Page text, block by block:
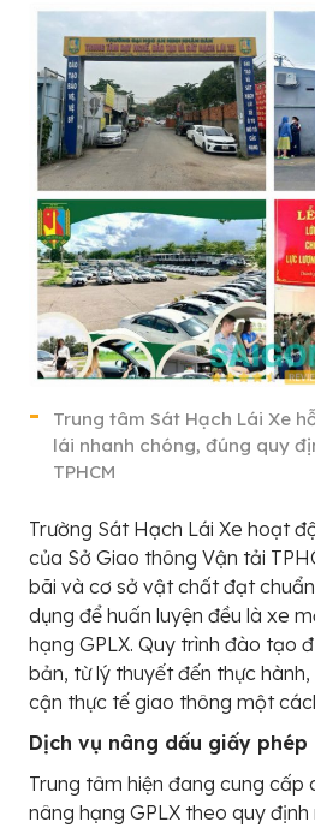
Trung tâm Sát Hạch Lái Xe
lái nhanh chóng, đúng quy
TPHCM
Trường Sát Hạch Lái Xe hoạt
của Sở Giao thông Vận tải
bãi và cơ sở vật chất đạt
dụng để huấn luyện đều là xe
hạng GPLX. Quy trình đào tạo
bản, từ lý thuyết đến thực
cận thực tế giao thông một
Dịch vụ nâng dấu giấy phép
Trung tâm hiện đang cung cấp
nâng hạng GPLX theo quy